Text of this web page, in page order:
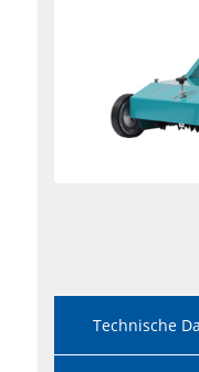
Technische